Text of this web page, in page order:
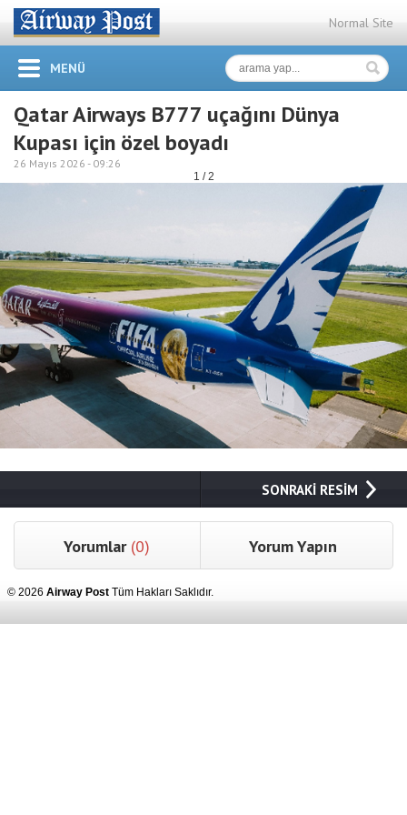
Normal Site
MENÜ
Qatar Airways B777 uçağını Dünya
Kupası için özel boyadı
26 Mayıs 2026 - 09:26
1 / 2
SONRAKİ RESİM
Yorumlar (0) Yorum Yapın
© 2026 Airway Post Tüm Hakları Saklıdır.